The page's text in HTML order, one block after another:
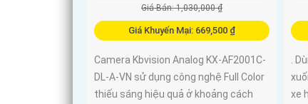
Giá Bán: 1,030,000 ₫
Giá Khuyến Mại: 669,500 ₫
Camera Kbvision Analog KX-AF2001C-
DL-A-VN sử dụng công nghệ Full Color
thiếu sáng hiệu quả ở khoảng cách
.
xe